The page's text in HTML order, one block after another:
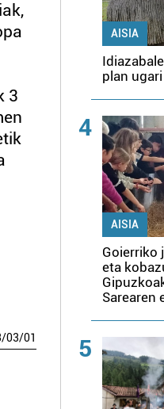
3
/03/01
AISIA
plan ugari
4
AISIA
Goierriko
eta
Sarearen
5